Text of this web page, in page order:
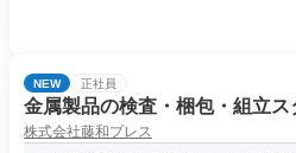
NEW 正社員
金属製品の検査・梱包・組立ス
株式会社藤和プレス